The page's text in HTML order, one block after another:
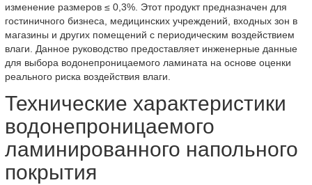
изменение размеров ≤ 0,3%. Этот продукт предназначен для
гостиничного бизнеса, медицинских учреждений, входных зон в
магазины и других помещений с периодическим воздействием
влаги. Данное руководство предоставляет инженерные данные
для выбора водонепроницаемого ламината на основе оценки
реального риска воздействия влаги.
Технические характеристики
водонепроницаемого
ламинированного напольного
покрытия